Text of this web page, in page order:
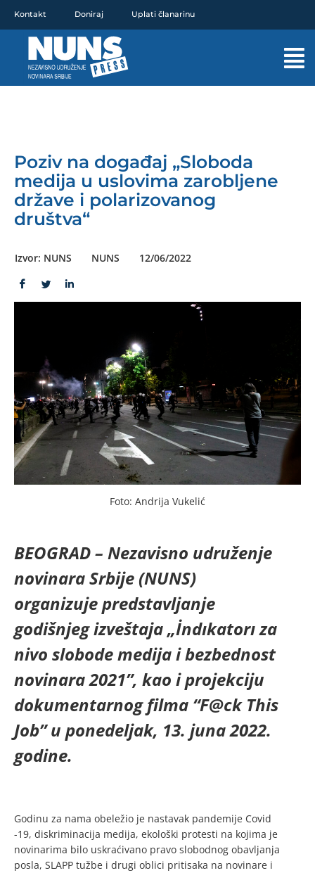
sadržaj
Kontakt Doniraj Uplati članarinu
Poziv na događaj „Sloboda
medija u uslovima zarobljene
države i polarizovanog
društva“
Izvor: NUNS NUNS 12/06/2022
Foto: Andrija Vukelić
BEOGRAD – Nezavisno udruženje
novinara Srbije (NUNS)
organizuje predstavljanje
godišnjeg izveštaja „İndıkatorı za
nivo slobode medija i bezbednost
novinara 2021”, kao i projekciju
dokumentarnog filma “F@ck This
Job” u ponedeljak, 13. juna 2022.
godine.
Godinu za nama obeležio je nastavak pandemije Covid
-19, diskriminacija medija, ekološki protesti na kojima je
novinarima bilo uskraćivano pravo slobodnog obavljanja
posla, SLAPP tužbe i drugi oblici pritisaka na novinare i